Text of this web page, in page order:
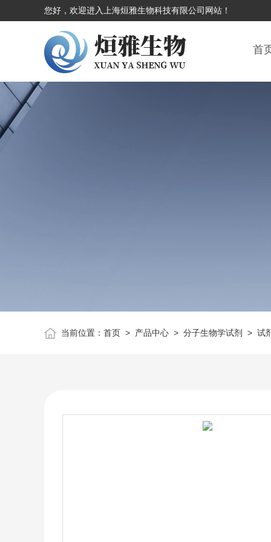
您好，欢迎进入上海烜雅生物科技有限公司网站！
首
当前位置： 首页> 产品中心> 分子生物学试剂 > 试